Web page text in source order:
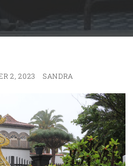
2, 2023 SANDRA